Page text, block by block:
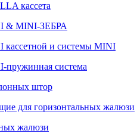
кассета
& MINI-ЗЕБРА
и системы MINI
пружинная система
штор
для горизонтальных жалюзи
жалюзи